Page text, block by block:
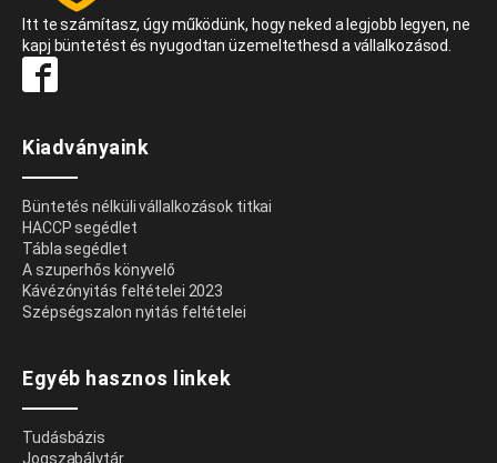
Itt te számítasz, úgy működünk, hogy neked a legjobb legyen, ne
kapj büntetést és nyugodtan üzemeltethesd a vállalkozásod.
Kiadványaink
Büntetés nélküli vállalkozások titkai
HACCP segédlet
Tábla segédlet
A szuperhős könyvelő
Kávézónyitás feltételei 2023
Szépségszalon nyitás feltételei
Egyéb hasznos linkek
Tudásbázis
Jogszabálytár